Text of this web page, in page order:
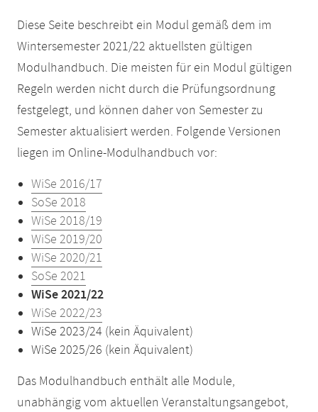
Diese Seite beschreibt ein Modul gemäß dem im
Wintersemester 2021/22 aktuellsten gültigen
Modulhandbuch. Die meisten für ein Modul gültigen
Regeln werden nicht durch die Prüfungsordnung
festgelegt, und können daher von Semester zu
Semester aktualisiert werden. Folgende Versionen
liegen im Online-Modulhandbuch vor:
WiSe 2016/17
SoSe 2018
WiSe 2018/19
WiSe 2019/20
WiSe 2020/21
SoSe 2021
WiSe 2021/22
WiSe 2022/23
WiSe 2023/24 (kein Äquivalent)
WiSe 2025/26 (kein Äquivalent)
Das Modulhandbuch enthält alle Module,
unabhängig vom aktuellen Veranstaltungsangebot,